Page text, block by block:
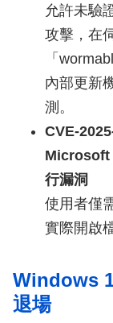
允許未驗
攻擊，在
「
內部更新
測。
CVE-
Microsoft
行漏洞
使用者僅
實際開啟
Windows
退場